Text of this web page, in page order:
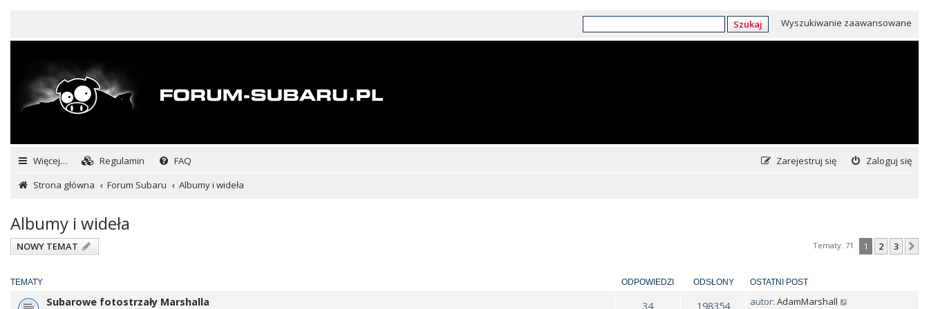
Szukaj Wyszukiwanie zaawansowane
Więcej… Regulamin FAQ Zaloguj się
Zarejestruj się
Strona główna
Forum Subaru Albumy i wideła
Albumy i wideła
NOWY TEMAT Tematy: 71 1 2 3
TEMATY ODPOWIEDZI ODSŁONY OSTATNI POST
Subarowe fotostrzały Marshalla 34 198354 autor: AdamMarshall